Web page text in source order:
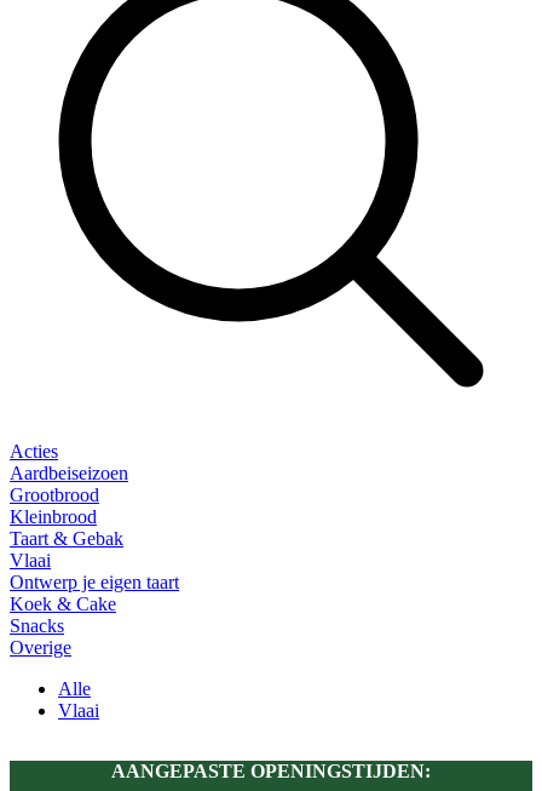
Acties
Aardbeiseizoen
Grootbrood
Kleinbrood
Taart & Gebak
Vlaai
Ontwerp je eigen taart
Koek & Cake
Snacks
Overige
Alle
Vlaai
AANGEPASTE OPENINGSTIJDEN: